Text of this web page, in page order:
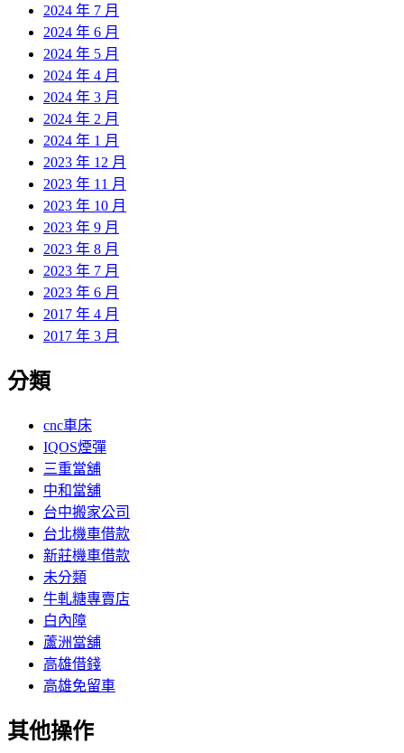
2024 年 7 月
2024 年 6 月
2024 年 5 月
2024 年 4 月
2024 年 3 月
2024 年 2 月
2024 年 1 月
2023 年 12 月
2023 年 11 月
2023 年 10 月
2023 年 9 月
2023 年 8 月
2023 年 7 月
2023 年 6 月
2017 年 4 月
2017 年 3 月
分類
cnc車床
IQOS煙彈
三重當舖
中和當舖
台中搬家公司
台北機車借款
新莊機車借款
未分類
牛軋糖專賣店
白內障
蘆洲當舖
高雄借錢
高雄免留車
其他操作